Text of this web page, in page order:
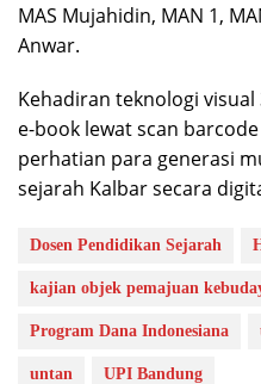
MAS Mujahidin, MAN 1,
Anwar.
Kehadiran teknologi visual
e-book lewat scan
perhatian para generasi
sejarah Kalbar secara
Dosen Pendidikan Sejarah
kajian objek pemajuan
Program Dana Indonesiana
untan UPI Bandung